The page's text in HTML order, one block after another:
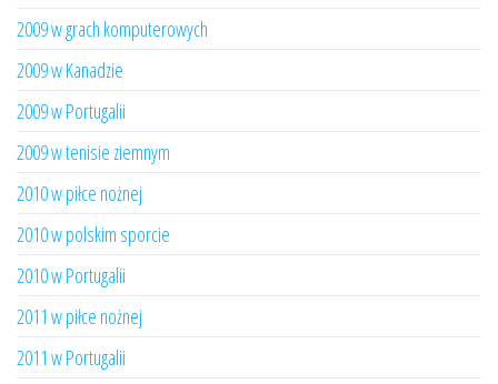
2009 w grach komputerowych
2009 w Kanadzie
2009 w Portugalii
2009 w tenisie ziemnym
2010 w piłce nożnej
2010 w polskim sporcie
2010 w Portugalii
2011 w piłce nożnej
2011 w Portugalii